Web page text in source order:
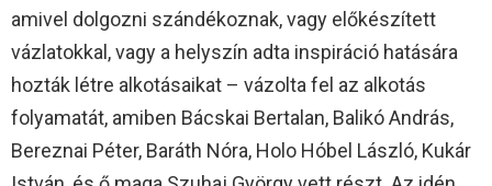
amivel dolgozni szándékoznak, vagy előkészített
vázlatokkal, vagy a helyszín adta inspiráció hatására
hozták létre alkotásaikat – vázolta fel az alkotás
folyamatát, amiben Bácskai Bertalan, Balikó András,
Bereznai Péter, Baráth Nóra, Holo Hóbel László, Kukár